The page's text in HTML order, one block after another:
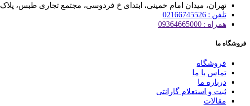
تهران، میدان امام خمینی، ابتدای خ فردوسی، مجتمع تجاری طبس، پلاک 2/26
تلفن : 02166745526
همراه : 09364665000
فروشگاه ما
فروشگاه
تماس با ما
درباره ما
ثبت و استعلام گارانتی
مقالات